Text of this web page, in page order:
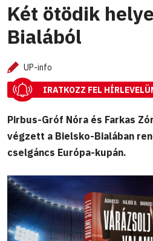
Két ötödik
Bialából
UP-info
IRATKOZZ FEL
Pirbus-Gróf Nóra és Farkas
végzett a Bielsko-Bialában
cselgáncs Európa-kupán.